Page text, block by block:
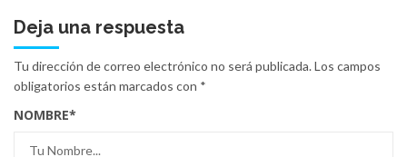
Deja una respuesta
Tu dirección de correo electrónico no será publicada.Los campos
obligatorios están marcados con *
NOMBRE*